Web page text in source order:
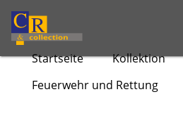
Home
Startseite
Kollektion
Feuerwehr und Rettung